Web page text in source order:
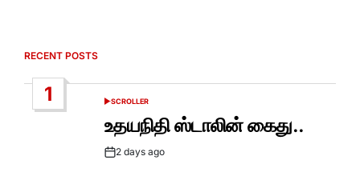
RECENT POSTS
1
POSTED
SCROLLER
உதயநிதி ஸ்டாலின் கைது..
Post2 days ago